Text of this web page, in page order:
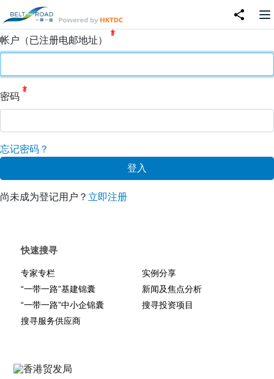
帐户（已注册电邮地址）
密码
忘记密码？
尚未成为登记用户？ 立即注册
快速搜寻
专家专栏
实例分享
“一带一路”基建锦囊
新闻及焦点分析
“一带一路”中小企锦囊
搜寻投资项目
搜寻服务供应商